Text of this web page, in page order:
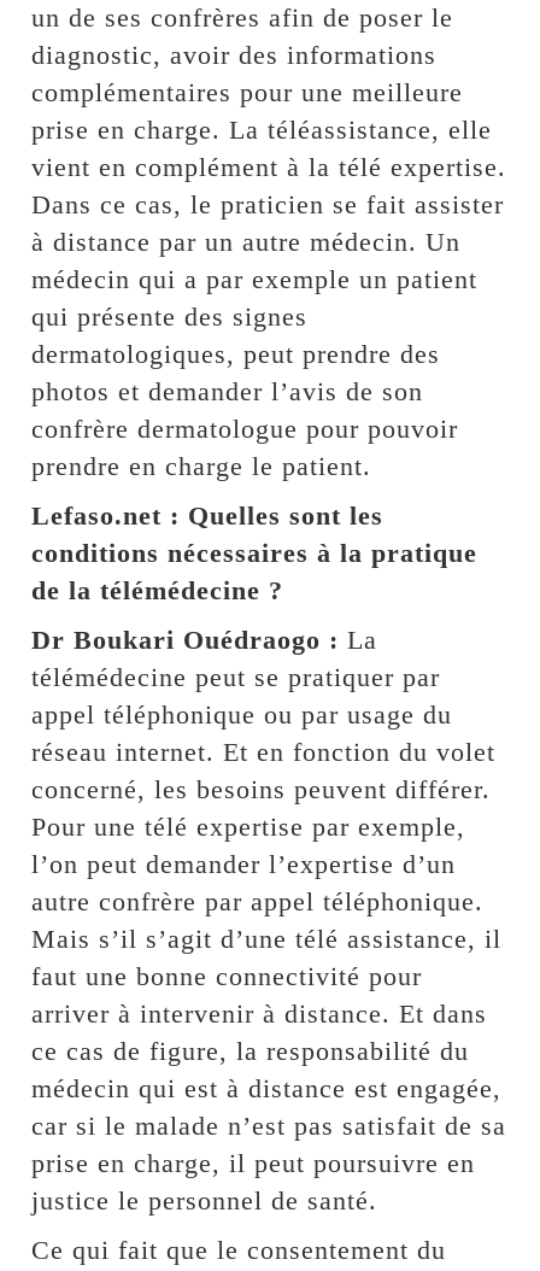
un de ses confrères afin de poser le
diagnostic, avoir des informations
complémentaires pour une meilleure
prise en charge. La téléassistance, elle
vient en complément à la télé expertise.
Dans ce cas, le praticien se fait assister
à distance par un autre médecin. Un
médecin qui a par exemple un patient
qui présente des signes
dermatologiques, peut prendre des
photos et demander l’avis de son
confrère dermatologue pour pouvoir
prendre en charge le patient.
Lefaso.net : Quelles sont les
conditions nécessaires à la pratique
de la télémédecine ?
Dr Boukari Ouédraogo : La
télémédecine peut se pratiquer par
appel téléphonique ou par usage du
réseau internet. Et en fonction du volet
concerné, les besoins peuvent différer.
Pour une télé expertise par exemple,
l’on peut demander l’expertise d’un
autre confrère par appel téléphonique.
Mais s’il s’agit d’une télé assistance, il
faut une bonne connectivité pour
arriver à intervenir à distance. Et dans
ce cas de figure, la responsabilité du
médecin qui est à distance est engagée,
car si le malade n’est pas satisfait de sa
prise en charge, il peut poursuivre en
justice le personnel de santé.
Ce qui fait que le consentement du